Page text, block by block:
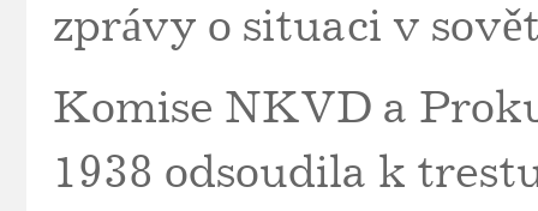
zprávy o situaci v
Komise NKVD a
1938 odsoudila k